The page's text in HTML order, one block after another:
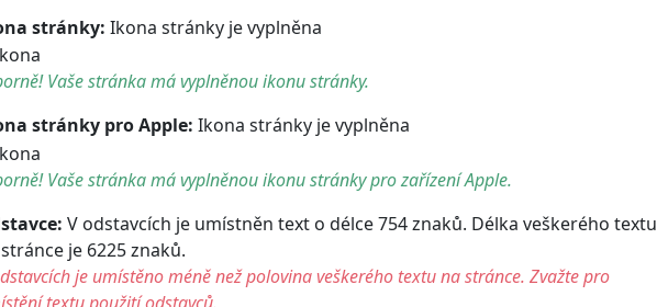
stránky: Ikona stránky je vyplněna
Vaše stránka má vyplněnou ikonu stránky.
stránky pro Apple: Ikona stránky je vyplněna
Vaše stránka má vyplněnou ikonu stránky pro zařízení Apple.
V odstavcích je umístněn text o délce 754 znaků. Délka veškerého textu
je 6225 znaků.
je umístěno méně než polovina veškerého textu na stránce. Zvažte pro